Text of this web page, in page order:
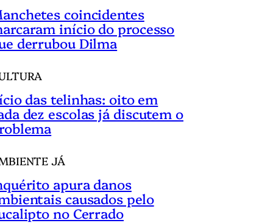
coincidentes
início do processo
derrubou Dilma
das telinhas: oito em
dez escolas já discutem o
JÁ
apura danos
causados pelo
no Cerrado